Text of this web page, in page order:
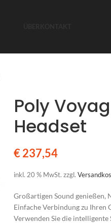
Poly
Headset
€237,54
inkl. 20 % MwSt. zzgl.
Großartigen Sound genießen,
Einfache Verbindung zu Ihren
Verwenden Sie die intelligente